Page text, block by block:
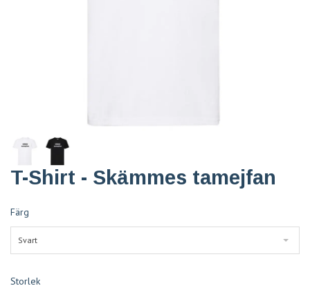
T-Shirt - Skämmes tamejfan
Färg
Svart
Storlek